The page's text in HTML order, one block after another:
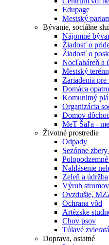
Edupage
Mestský
Bývanie, sociálne
Nájomné
Žiadosť o
Žiadosť o
Nocľaháreň a
Mestský
Zariadenia pre
Domáca
Komunitný
Organizácia
Domov
MeT Šaľa -
Životné prostredie
Odpady
Sezónne
Nahlásenie
Zeleň a údržba
Výrub stromov
Ovzdušie,
Ochrana vôd
Artézske
Chov psov
Túlavé zvieratá
Doprava, ostatné